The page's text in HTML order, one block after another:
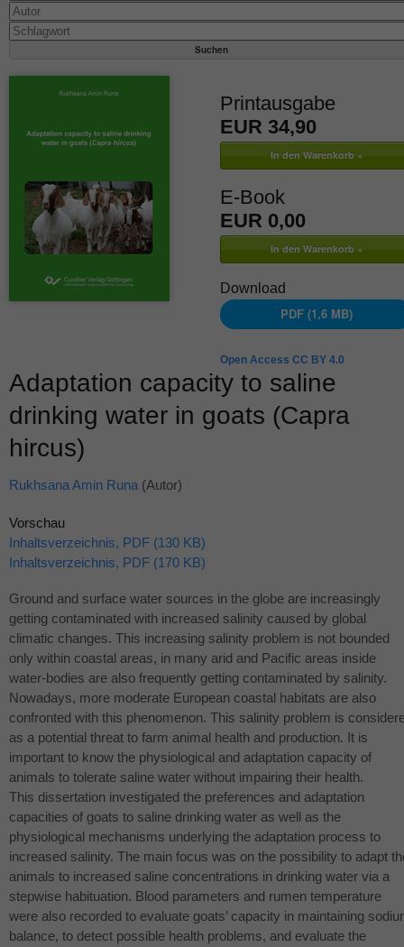
Printausgabe
EUR 34,90
E-Book
EUR 0,00
Download
PDF (1,6 MB)
Open Access CC BY 4.0
Adaptation capacity to saline
drinking water in goats (Capra
hircus)
Rukhsana Amin Runa (Autor)
Vorschau
Inhaltsverzeichnis, PDF (130 KB)
Inhaltsverzeichnis, PDF (170 KB)
Ground and surface water sources in the globe are increasingly
getting contaminated with increased salinity caused by global
climatic changes. This increasing salinity problem is not bounded
only within coastal areas, in many arid and Pacific areas inside
water-bodies are also frequently getting contaminated by salinity.
Nowadays, more moderate European coastal habitats are also
confronted with this phenomenon. This salinity problem is
as a potential threat to farm animal health and production. It is
important to know the physiological and adaptation capacity of
animals to tolerate saline water without impairing their health.
This dissertation investigated the preferences and adaptation
capacities of goats to saline drinking water as well as the
physiological mechanisms underlying the adaptation process to
increased salinity. The main focus was on the possibility to adapt
animals to increased saline concentrations in drinking water via a
stepwise habituation. Blood parameters and rumen temperature
were also recorded to evaluate goats’ capacity in maintaining
balance, to detect possible health problems, and evaluate the